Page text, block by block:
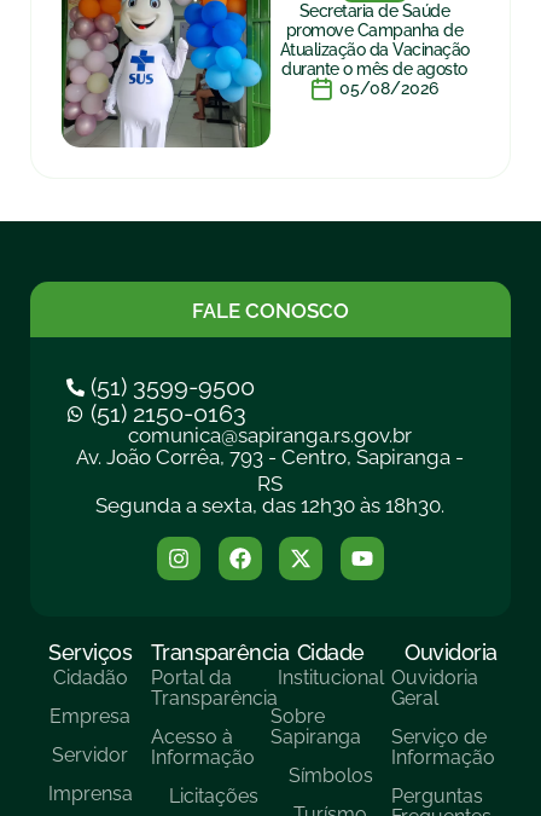
Secretaria de Saúde
promove Campanha de
Atualização da Vacinação
durante o mês de agosto
05/08/2026
FALE CONOSCO
(51) 3599-9500
(51) 2150-0163
comunica@sapiranga.rs.gov.br
Av. João Corrêa, 793 - Centro, Sapiranga -
RS
Segunda a sexta, das 12h30 às 18h30.
Serviços
Cidadão
Empresa
Servidor
Imprensa
Transparência
Portal da
Transparência
Acesso à
Informação
Licitações
Cidade
Institucional
Sobre
Sapiranga
Símbolos
Ouvidoria
Ouvidoria
Geral
Serviço de
Informação
Perguntas